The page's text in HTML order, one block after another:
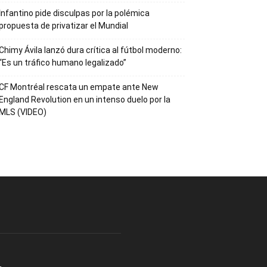
Infantino pide disculpas por la polémica
de privatizar el Mundial
Ávila lanzó dura crítica al fútbol moderno:
un tráfico humano legalizado”
Montréal rescata un empate ante New
England Revolution en un intenso duelo por la
MLS (VIDEO)